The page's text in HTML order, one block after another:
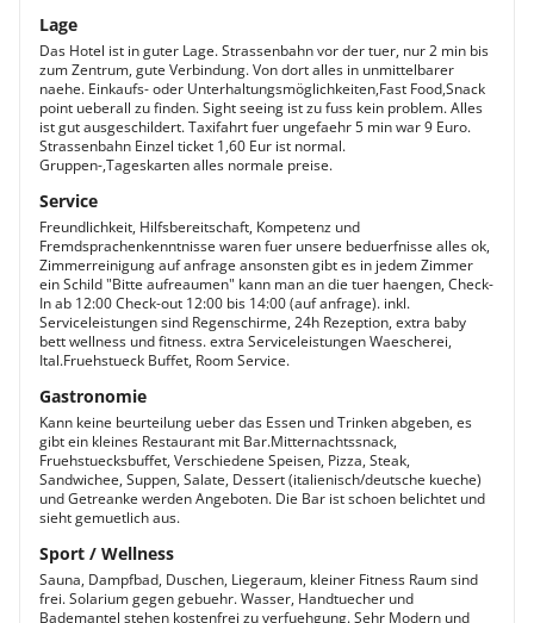
Lage
Das Hotel ist in guter Lage. Strassenbahn vor der tuer, nur 2 min bis
zum Zentrum, gute Verbindung. Von dort alles in unmittelbarer
naehe. Einkaufs- oder Unterhaltungsmöglichkeiten,Fast Food,Snack
point ueberall zu finden. Sight seeing ist zu fuss kein problem. Alles
ist gut ausgeschildert. Taxifahrt fuer ungefaehr 5 min war 9 Euro.
Strassenbahn Einzel ticket 1,60 Eur ist normal.
Gruppen-,Tageskarten alles normale preise.
Service
Freundlichkeit, Hilfsbereitschaft, Kompetenz und
Fremdsprachenkenntnisse waren fuer unsere beduerfnisse alles ok,
Zimmerreinigung auf anfrage ansonsten gibt es in jedem Zimmer
ein Schild "Bitte aufreaumen" kann man an die tuer haengen, Check-
In ab 12:00 Check-out 12:00 bis 14:00 (auf anfrage). inkl.
Serviceleistungen sind Regenschirme, 24h Rezeption, extra baby
bett wellness und fitness. extra Serviceleistungen Waescherei,
Ital.Fruehstueck Buffet, Room Service.
Gastronomie
Kann keine beurteilung ueber das Essen und Trinken abgeben, es
gibt ein kleines Restaurant mit Bar.Mitternachtssnack,
Fruehstuecksbuffet, Verschiedene Speisen, Pizza, Steak,
Sandwichee, Suppen, Salate, Dessert (italienisch/deutsche kueche)
und Getreanke werden Angeboten. Die Bar ist schoen belichtet und
sieht gemuetlich aus.
Sport / Wellness
Sauna, Dampfbad, Duschen, Liegeraum, kleiner Fitness Raum sind
frei. Solarium gegen gebuehr. Wasser, Handtuecher und
Bademantel stehen kostenfrei zu verfuehgung. Sehr Modern und